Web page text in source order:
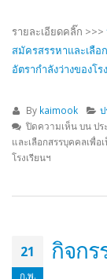
รายละเอียดคลิ๊ก >>>
สมัครสรรหาและเลื
อัตรากำลังว่างของโร
By kaimook
ปิดความเห็นบน ปร
และเลือกสรรบุคคลเพื่
โรงเรียนฯ
21
ก.พ.
กิจก